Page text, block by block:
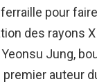
pour
des rayons
Jung,
premier auteur